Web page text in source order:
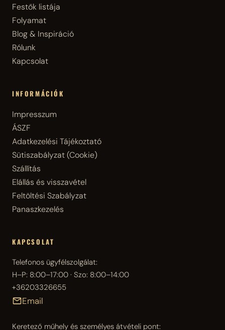
Festők listája
Folyamat
Blog & Inspiráció
Rólunk
Kapcsolat
INFORMÁCIÓK
Impresszum
ÁSZF
Adatkezelési Tájékoztató
Sütiszabályzat (Cookie)
Szállítás
Elállás és visszavétel
Feltöltési Szabályzat
Panaszkezelés
KAPCSOLAT
Telefonos ügyfélszolgálat:
H–P: 8:00–17:00 · Szo: 8:00–14:00
+36203326655
Email
Keretező műhely és személyes átvételi pont: